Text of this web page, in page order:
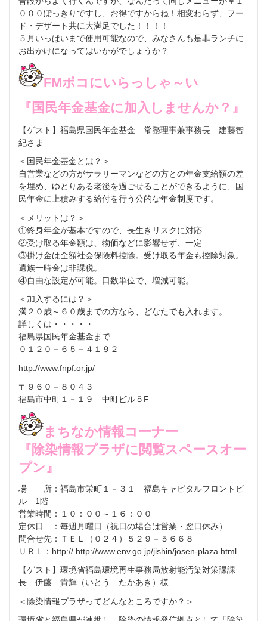
０００ぽっきりですし、お得ですからね！相変わらず、フー
ド・デザート共に大満足でした！！！！
５月いっぱいまで使用可能なので、みなさんも是非ランチに
お出かけになってはいかがでしょうか？
FMポコにいらっしゃ～い
『国民年金基金に加入しませんか？』
【ゲスト】福島県国民年金基金 常務理事兼事務長 建藤智
紀さま
＜国民年金基金とは？＞
自営業などの方がサラリーマンなどの方との年金支給額の差
を埋め、ゆとりある老後を過ごせることができるように、国
民年金に上積みする給付を行う公的な年金制度です。
＜メリットは？＞
①終身年金が基本ですので、長生きリスクに対応
②受け取る年金額は、物価などに影響せず、一定
③掛け金は全額社会保険料控除。受け取る年金も控除対象。
遺族一時金は非課税。
④自由な設定が可能。口数単位で、増減可能。
＜加入するには？＞
満２０歳～６０歳までの方なら、どなたでも入れます。
詳しくは・・・・・
福島県国民年金基金まで
０１２０－６５－４１９２
http://www.fnpf.or.jp/
〒９６０－８０４３
福島市中町１－１９ 中町ビル５F
まちなか情報コーナー
『除染情報プラザに閲覧スペースオー
プン』
場 所：福島市栄町１－３１ 福島キャピタルフロントビ
ル 1階
営業時間：１０：００～１６：００
定休日 ：毎週月曜日（祝日の場合は営業・翌日休み）
問合せ先：ＴＥＬ（０２４）５２９－５６６８
ＵＲＬ：http:// http://www.env.go.jp/jishin/josen-plaza.html
【ゲスト】環境省福島環境再生事務局放射能汚染対策課課
長 伊藤 貴輝（いとう たかあき）様
＜除染情報プラザってどんなところですか？＞